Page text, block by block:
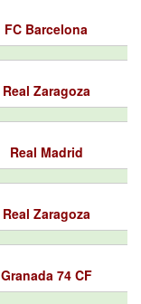
FC Barcelona
Real Zaragoza
Real Madrid
Real Zaragoza
Granada 74 CF